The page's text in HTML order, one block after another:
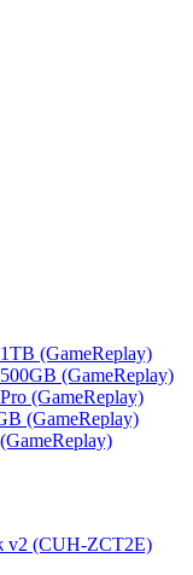
(GameReplay)
(GameReplay)
(GameReplay)
(GameReplay)
v2 (CUH-ZCT2E)